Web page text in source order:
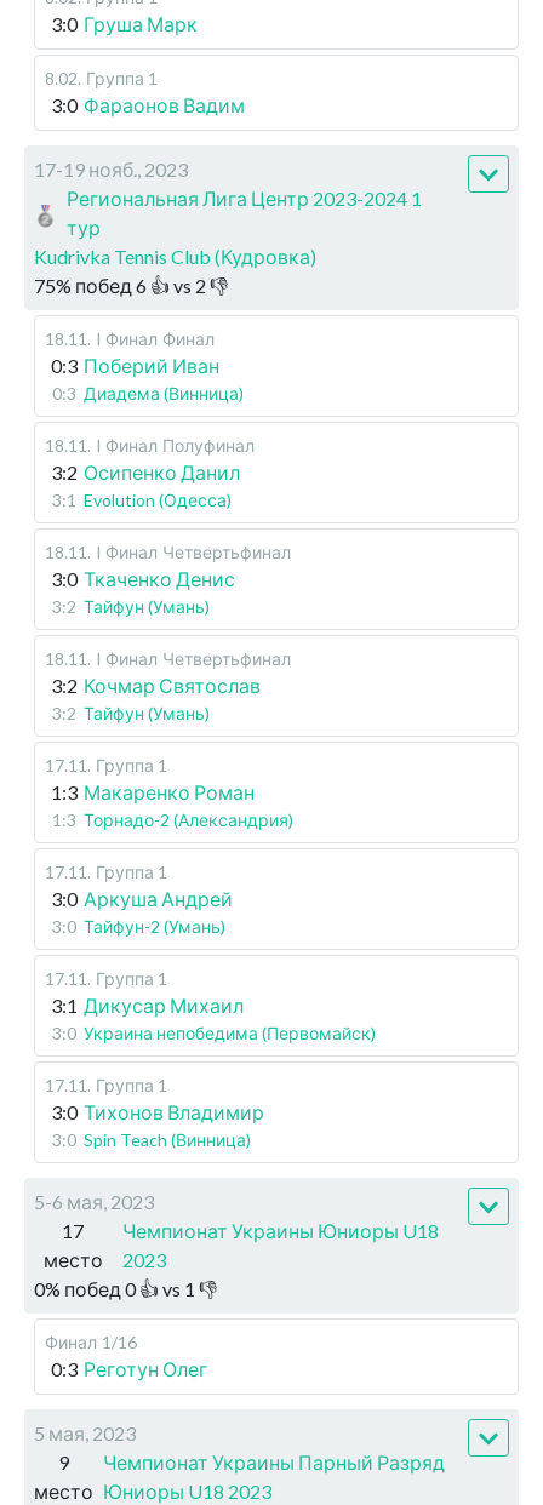
3:0 Груша Марк
8.02. Группа 1
3:0 Фараонов Вадим
17-19 нояб., 2023
Региональная Лига Центр 2023-2024 1
тур
Kudrivka Tennis Club (Кудровка)
75% побед 6 👍 vs 2 👎
18.11 . I Финал Финал
0:3 Поберий Иван
0:3 Диадема (Винница)
18.11 . I Финал Полуфинал
3:2 Осипенко Данил
3:1 Evolution (Одесса)
18.11 . I Финал Четвертьфинал
3:0 Ткаченко Денис
3:2 Тайфун (Умань)
18.11 . I Финал Четвертьфинал
3:2 Кочмар Святослав
3:2 Тайфун (Умань)
17.11 . Группа 1
1:3 Макаренко Роман
1:3 Торнадо-2 (Александрия)
17.11 . Группа 1
3:0 Аркуша Андрей
3:0 Тайфун-2 (Умань)
17.11 . Группа 1
3:1 Дикусар Михаил
3:0 Украина непобедима (Первомайск)
17.11 . Группа 1
3:0 Тихонов Владимир
3:0 Spin Teach (Винница)
5-6 мая, 2023
17
место
Чемпионат Украины Юниоры U18
2023
0% побед 0👍 vs 1 👎
Финал 1/16
0:3 Реготун Олег
5 мая, 2023
9
место
Чемпионат Украины Парный Разряд
Юниоры U18 2023